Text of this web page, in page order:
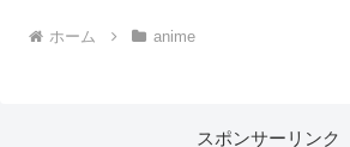
ホーム anime
スポンサーリンク